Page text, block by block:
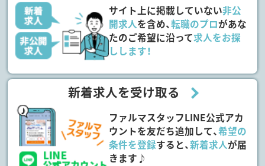
サイト上に掲載していない非公
開求人を含め、転職のプロがあな
たのご希望に沿って求人をお探
しします！
新着求人を受け取る
ファルマスタッフLINE公式アカ
ウントを友だち追加して、希望の
条件を登録すると、新着求人が届
きます♪